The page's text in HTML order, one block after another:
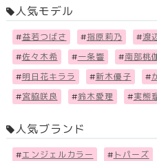
人気モデル
#益若つばさ #指原莉乃 #渡
#佐々木希 #一条響 #南部桃
#明日花キララ #新木優子 #
#宮脇咲良 #鈴木愛理 #実熊
人気ブランド
#エンジェルカラー # トパーズ